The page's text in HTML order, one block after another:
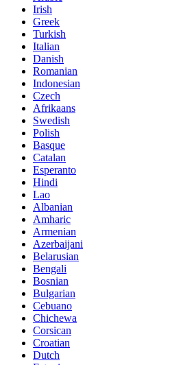
Irish
Greek
Turkish
Italian
Danish
Romanian
Indonesian
Czech
Afrikaans
Swedish
Polish
Basque
Catalan
Esperanto
Hindi
Lao
Albanian
Amharic
Armenian
Azerbaijani
Belarusian
Bengali
Bosnian
Bulgarian
Cebuano
Chichewa
Corsican
Croatian
Dutch